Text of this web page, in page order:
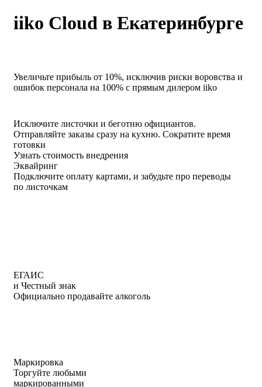
iiko Cloud в Екатеринбурге
Увеличьте прибыль от 10%, исключив риски воровства и
ошибок персонала на 100% с прямым дилером iiko
Исключите листочки и беготню официантов.
Отправляйте заказы сразу на кухню. Сократите время
готовки
Узнать стоимость внедрения
Эквайринг
Подключите оплату картами, и забудьте про переводы
по листочкам
ЕГАИС
и Честный знак
Официально продавайте алкоголь
Маркировка
Торгуйте любыми
маркированными